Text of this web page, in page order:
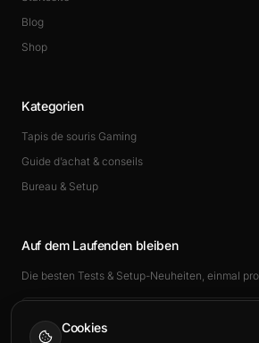
Blog
Shop
Kategorien
Tapis de souris Gaming
Guide d’achat & conseils
Bureau & Setup
Auf dem Laufenden bleiben
Die besten Tests & Setup-Neuheiten, einmal
Cookies